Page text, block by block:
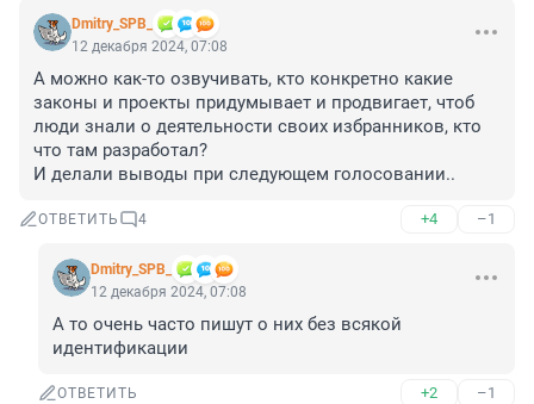
Dmitry_SPB_
12 декабря 2024, 07:08
А можно как-то озвучивать, кто конкретно какие
законы и проекты придумывает и продвигает, чтоб
люди знали о деятельности своих избранников, кто
что там разработал?
И делали выводы при следующем голосовании..
ОТВЕТИТЬ 4 +4 –1
Dmitry_SPB_
12 декабря 2024, 07:08
А то очень часто пишут о них без всякой
идентификации
ОТВЕТИТЬ +2 –1